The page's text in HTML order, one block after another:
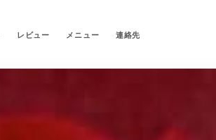
レビュー メニュー 連絡先